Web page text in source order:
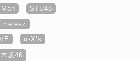
STU48
α‐X’s
木坂46